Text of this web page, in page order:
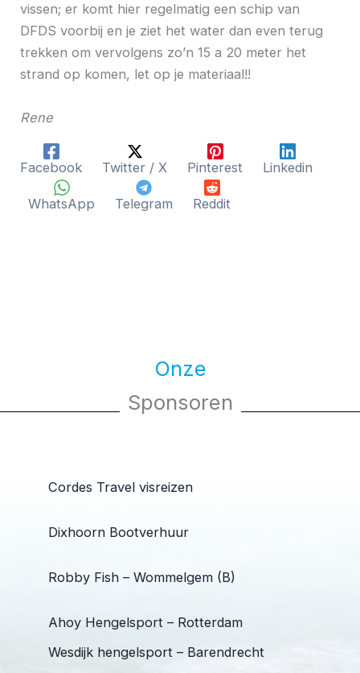
vissen; er komt hier regelmatig een schip van
DFDS voorbij en je ziet het water dan even terug
trekken om vervolgens zo’n 15 a 20 meter het
strand op komen, let op je materiaal!!
Rene
Facebook Twitter / X Pinterest Linkedin
WhatsApp Telegram Reddit
Onze
Sponsoren
Cordes Travel visreizen
Dixhoorn Bootverhuur
Robby Fish – Wommelgem (B)
Ahoy Hengelsport – Rotterdam
Wesdijk hengelsport – Barendrecht